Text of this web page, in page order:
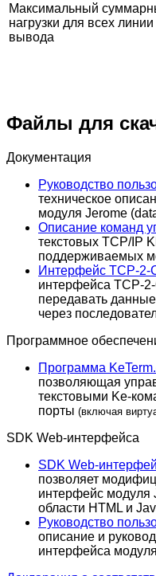
Максимальный
нагрузки для всех
вывода
Файлы для
Документация
Руководство
техническое
модуля Jerome
Описание команд
текстовых TCP/IP
поддерживаемых
Интерфейс TCP-2-
интерфейса TCP-
передавать
через
Программное
Программа
позволяющая
текстовыми Ke-
порты (включая
SDK Web-интерфейса
SDK Web-
позволяет
интерфейс модуля
области HTML и
Руководство
описание и
интерфейса